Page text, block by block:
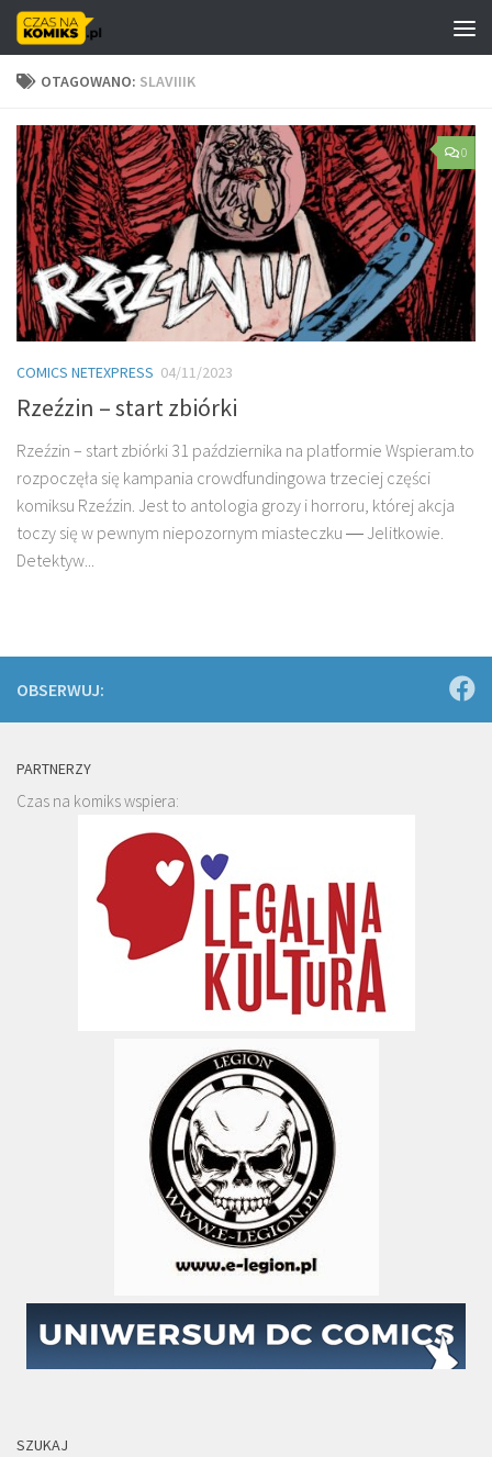
Skip to content
OTAGOWANO: SLAVIIIK
0
COMICS NETEXPRESS 04/11/2023
Rzeźzin – start zbiórki
Rzeźzin – start zbiórki 31 października na platformie Wspieram.to
rozpoczęła się kampania crowdfundingowa trzeciej części
komiksu Rzeźzin. Jest to antologia grozy i horroru, której akcja
toczy się w pewnym niepozornym miasteczku ― Jelitkowie.
Detektyw...
OBSERWUJ:
PARTNERZY
Czas na komiks wspiera:
SZUKAJ